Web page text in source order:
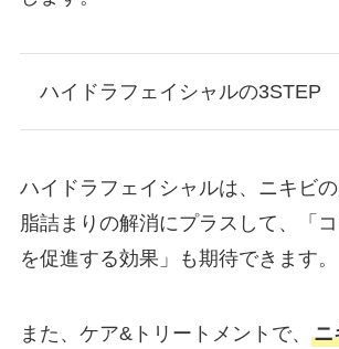
ハイドラフェイシャルの3STEP
ハイドラフェイシャルは、ニキビ
脂詰まりの解消にプラスして、「
を促進する効果」も期待できます。
また、ケア&トリートメントで、 ニ